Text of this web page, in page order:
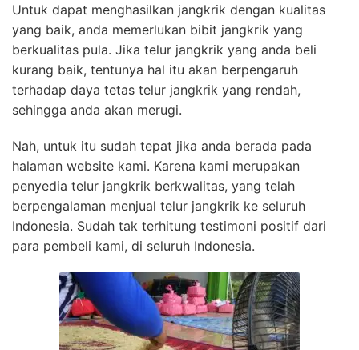
Untuk dapat menghasilkan jangkrik dengan kualitas
yang baik, anda memerlukan bibit jangkrik yang
berkualitas pula. Jika telur jangkrik yang anda beli
kurang baik, tentunya hal itu akan berpengaruh
terhadap daya tetas telur jangkrik yang rendah,
sehingga anda akan merugi.
Nah, untuk itu sudah tepat jika anda berada pada
halaman website kami. Karena kami merupakan
penyedia telur jangkrik berkwalitas, yang telah
berpengalaman menjual telur jangkrik ke seluruh
Indonesia. Sudah tak terhitung testimoni positif dari
para pembeli kami, di seluruh Indonesia.